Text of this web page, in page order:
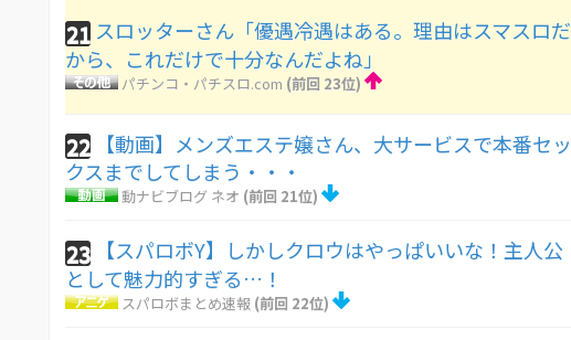
21 スロッターさん「優遇冷遇はある。理由はスマスロだ
から、これだけで十分なんだよね」
パチンコ・パチスロ.com (前回 23位)
22
【動画】メンズエステ嬢さん、大サービスで本番セッ
クスまでしてしまう・・・
動ナビブログ ネオ (前回 21位)
23
【スパロボY】しかしクロウはやっぱいいな！主人公
として魅力的すぎる…！
スパロボまとめ速報 (前回 22位)